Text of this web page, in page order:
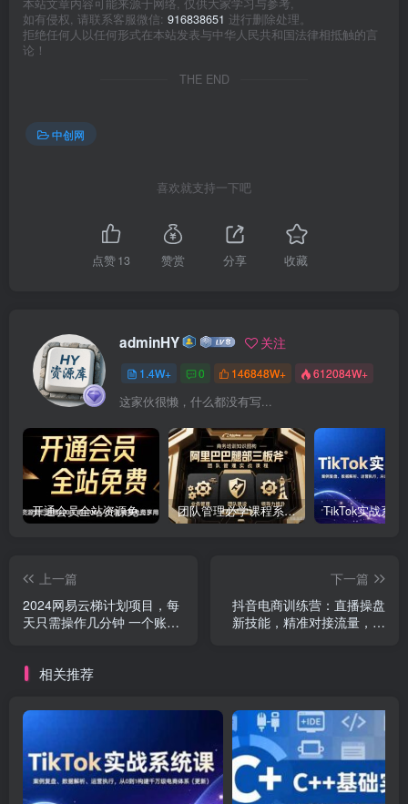
本站文章内容可能来源于网络, 仅供大家学习与参考,
如有侵权, 请联系客服微信: 916838651 进行删除处理。
拒绝任何人以任何形式在本站发表与中华人民共和国法律相抵触的言
论！
THE END
中创网
喜欢就支持一下吧
点赞13 赞赏 分享 收藏
adminHY 关注
1.4W+ 0 146848W+ 612084W+
这家伙很懒，什么都没有写...
开通会员全站资源免费下载 开通VIP会员 HY资源库 团队管理必学课程系列，阿里巴巴“腿部三板斧”
上一篇
2024网易云梯计划项目，每
天只需操作几分钟 一个账号
下一篇
抖音电商训练营：直播操盘
新技能，精准对接流量，高
相关推荐